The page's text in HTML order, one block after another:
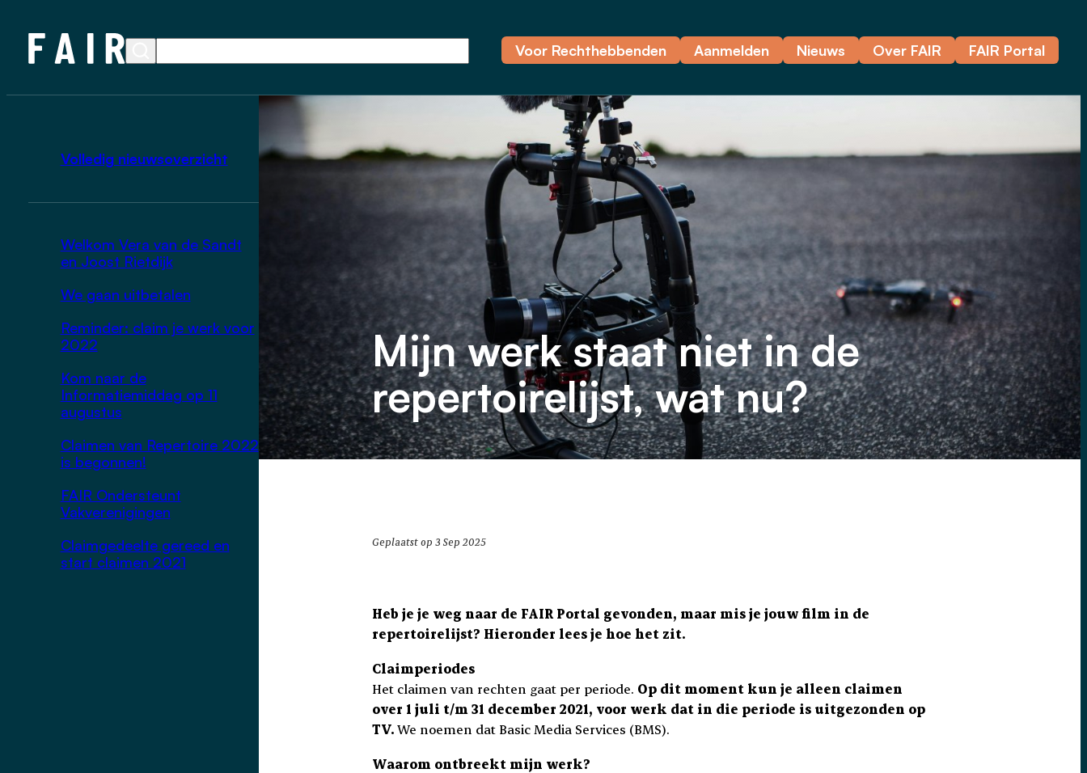
Voor Rechthebbenden Aanmelden Nieuws Over FAIR FAIR Portal
Volledig nieuwsoverzicht
Welkom Vera van de Sandt
en Joost Rietdijk
We gaan uitbetalen
Reminder: claim je werk voor
2022
Kom naar de
Informatiemiddag op 11
augustus
Claimen van Repertoire 2022
is begonnen!
FAIR Ondersteunt
Vakverenigingen
Claimgedeelte gereed en
start claimen 2021
Mijn werk staat niet in de
repertoirelijst, wat nu?
Geplaatst op 3 Sep 2025
Heb je je weg naar de FAIR Portal gevonden, maar mis je jouw film in de
repertoirelijst? Hieronder lees je hoe het zit.
Claimperiodes
Het claimen van rechten gaat per periode. Op dit moment kun je alleen claimen
over 1 juli t/m 31 december 2021, voor werk dat in die periode is uitgezonden op
TV.We noemen dat Basic Media Services (BMS).
Waarom ontbreekt mijn werk?